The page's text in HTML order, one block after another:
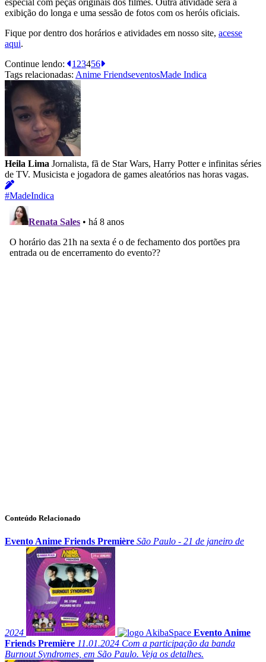
exibição do longa e uma sessão de fotos com os heróis oficiais.
Fique por dentro dos horários e atividades em nosso site, acesse
aqui.
Continue lendo:
1 23456
Tags relacionadas: Anime FriendseventosMade Indica
Heila Lima Jornalista, fã de Star Wars, Harry Potter e infinitas séries
de TV. Musicista e jogadora de games aleatórios nas horas vagas.
#MadeIndica
Conteúdo Relacionado
Evento Anime Friends Première São Paulo - 21 de janeiro de
2024
Evento Anime
Friends Première 11.01.2024 Com a participação da banda
Burnout Syndromes, em São Paulo. Veja os detalhes.